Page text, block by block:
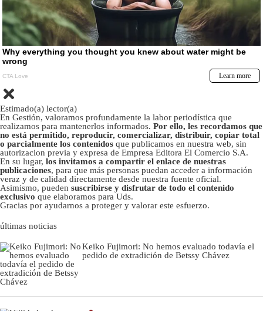
Estimado(a) lector(a)
En Gestión, valoramos profundamente la labor periodística que
realizamos para mantenerlos informados. Por ello, les recordamos que
no está permitido, reproducir, comercializar, distribuir, copiar total
o parcialmente los contenidos que publicamos en nuestra web, sin
autorizacion previa y expresa de Empresa Editora El Comercio S.A.
En su lugar, los invitamos a compartir el enlace de nuestras
publicaciones, para que más personas puedan acceder a información
veraz y de calidad directamente desde nuestra fuente oficial.
Asimismo, pueden suscribirse y disfrutar de todo el contenido
exclusivo que elaboramos para Uds.
Gracias por ayudarnos a proteger y valorar este esfuerzo.
últimas noticias
Keiko Fujimori: No hemos evaluado todavía el
pedido de extradición de Betssy Chávez